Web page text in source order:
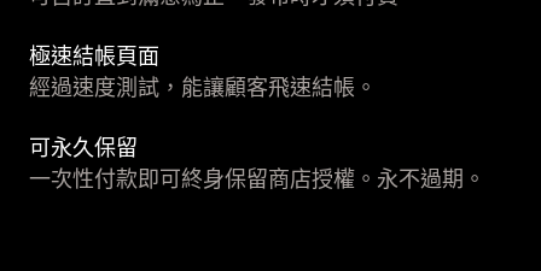
極速結帳頁面
經過速度測試，能讓顧客飛速結帳。
可永久保留
一次性付款即可終身保留商店授權。永不過期。